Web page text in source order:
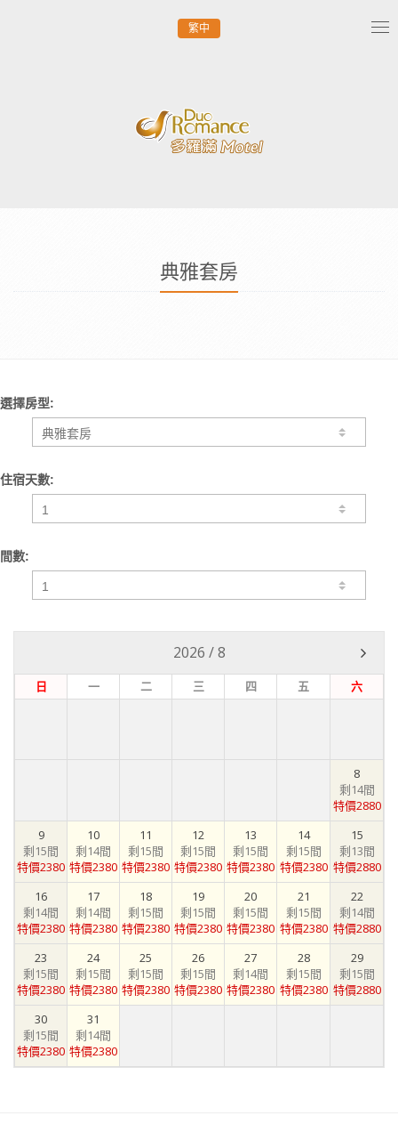
繁中
典雅套房
選擇房型:
住宿天數:
間數:
2026 /8
日 一 二 三 四 五 六
8
剩14間
特價2880
9
剩15間
特價2380
10
剩14間
特價2380
11
剩15間
特價2380
12
剩15間
特價2380
13
剩15間
特價2380
14
剩15間
特價2380
15
剩13間
特價2880
16
剩14間
特價2380
17
剩14間
特價2380
18
剩15間
特價2380
19
剩15間
特價2380
20
剩15間
特價2380
21
剩15間
特價2380
22
剩14間
特價2880
23
剩15間
特價2380
24
剩15間
特價2380
25
剩15間
特價2380
26
剩15間
特價2380
27
剩14間
特價2380
28
剩15間
特價2380
29
剩15間
特價2880
30
剩15間
特價2380
31
剩14間
特價2380